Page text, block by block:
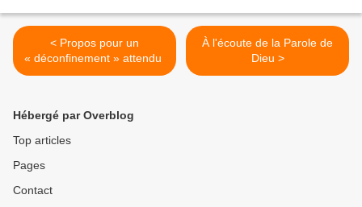
< Propos pour un
« déconfinement » attendu
À l'écoute de la Parole de
Dieu >
Hébergé par Overblog
Top articles
Pages
Contact